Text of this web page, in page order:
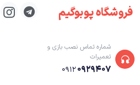
فروشگاه پوبوگیم
شماره تماس نصب بازی و
تعمیرات
۰۹۱۲۰۹۲۹۴۰۷